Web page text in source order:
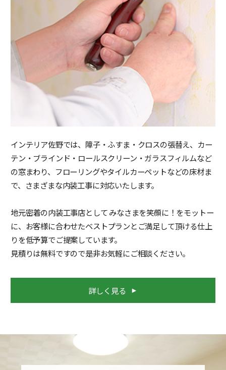
インテリア佐野では、障子・ふすま・クロスの張替え、カー
テン・ブラインド・ロールスクリーン・ガラスフィルムなど
の窓まわり、フローリングやタイルカーペットなどの床材ま
で、さまざまな内装工事に対応いたします。
地元密着の内装工事店として みなさまを笑顔に！をモットー
に、お客様に合わせたベストプランとご満足して頂ける仕上
りを低予算でご提案しています。
見積りは無料ですので是非お気軽にご相談ください。
詳しく見る